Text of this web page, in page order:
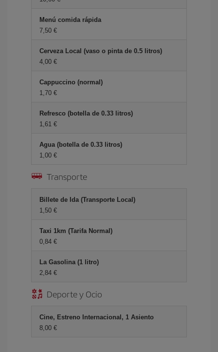
Menú comida rápida
7,50 €
Cerveza Local (vaso o pinta de 0.5 litros)
4,00 €
Cappuccino (normal)
1,70 €
Refresco (botella de 0.33 litros)
1,61 €
Agua (botella de 0.33 litros)
1,00 €
Transporte
Billete de Ida (Transporte Local)
1,50 €
Taxi 1km (Tarifa Normal)
0,84 €
La Gasolina (1 litro)
2,84 €
Deporte y Ocio
Cine, Estreno Internacional, 1 Asiento
8,00 €